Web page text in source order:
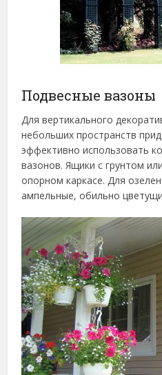
Подвесные вазоны
Для вертикального
небольших пространств
эффективно использовать
вазонов. Ящики с грунтом
опорном каркасе. Для
ампельные, обильно